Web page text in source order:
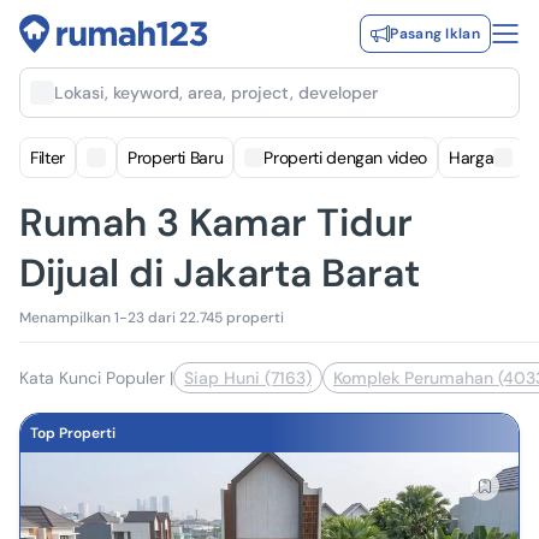
Pasang Iklan
Lokasi, keyword, area, project, developer
Filter Properti Baru Properti dengan video Harga
Rumah 3 Kamar Tidur
Dijual di Jakarta Barat
Menampilkan 1-23 dari 22.745 properti
Kata Kunci Populer | Siap Huni (7163) Komplek Perumahan
Top Properti